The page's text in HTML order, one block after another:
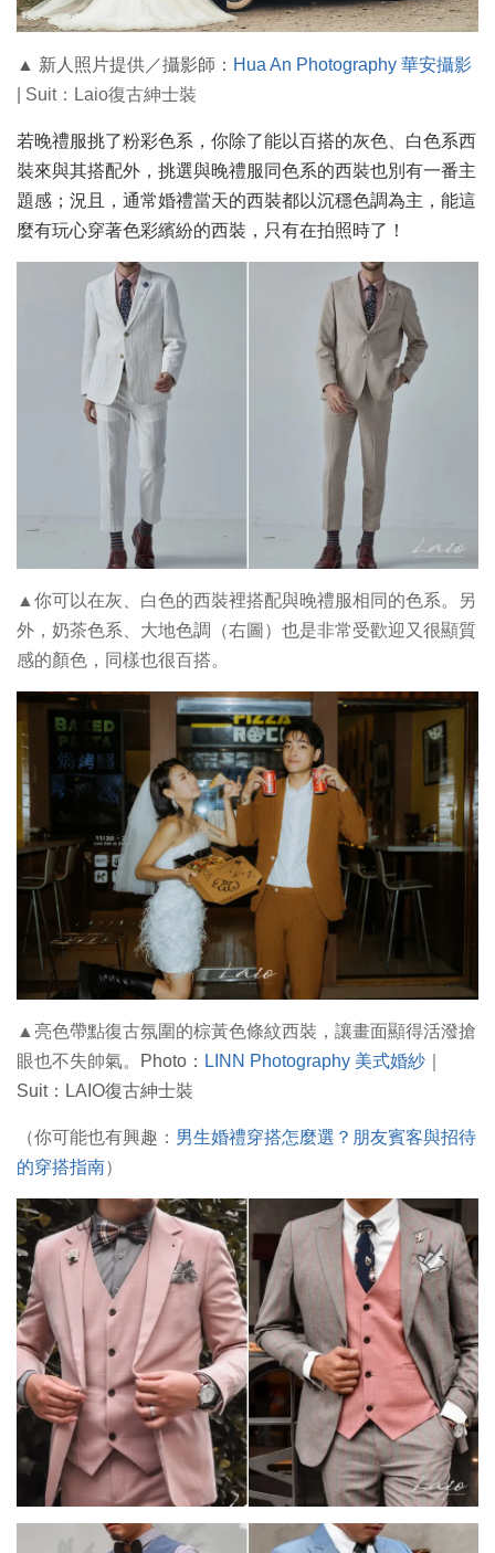
▲ 新人照片提供／攝影師： Hua An Photography 華安攝影
| Suit：Laio復古紳士裝
若晚禮服挑了粉彩色系，你除了能以百搭的灰色、白色系西
裝來與其搭配外，挑選與晚禮服同色系的西裝也別有一番主
題感；況且，通常婚禮當天的西裝都以沉穩色調為主，能這
麼有玩心穿著色彩繽紛的西裝，只有在拍照時了！
▲你可以在灰、白色的西裝裡搭配與晚禮服相同的色系。另
外，奶茶色系、大地色調（右圖）也是非常受歡迎又很顯質
感的顏色，同樣也很百搭。
▲ 亮色帶點復古氛圍的棕黃色條紋西裝，讓畫面顯得活潑搶
眼也不失帥氣。
Photo： LINN Photography 美式婚紗
Suit：LAIO復古紳士裝
（你可能也有興趣： 男生婚禮穿搭怎麼選？朋友賓客與招待
的穿搭指南）